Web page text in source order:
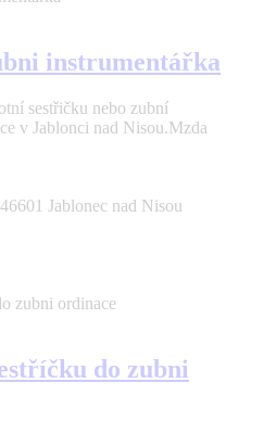
instrumentářka
sestřičku nebo zubní
v Jablonci nad Nisou.Mzda
Jablonec nad Nisou
do zubni